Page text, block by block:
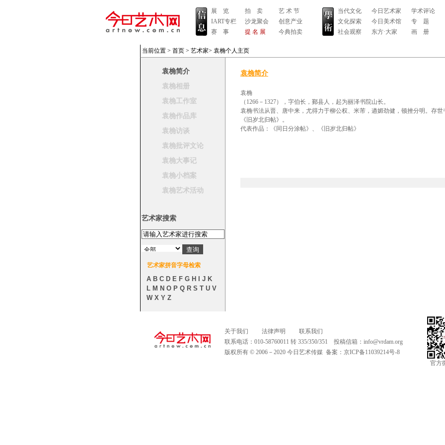
展 览
IART专栏
赛 事
拍 卖
沙龙聚会
提 名 展
艺 术 节
创意产业
今典拍卖
当代文化
文化探索
社会观察
今日艺术家
今日美术馆
东方·大家
学术评论
专 题
画 册
当前位置 > 首页 > 艺术家> 袁桷个人主页
袁桷简介
袁桷相册
袁桷工作室
袁桷作品库
袁桷访谈
袁桷批评文论
袁桷大事记
袁桷小档案
袁桷艺术活动
艺术家搜索
艺术家拼音字母检索
A B C D E F G H J K
L M N O P Q R S T U V
W X Y Z
袁桷简介
袁桷
（1266－1327），字伯长，鄞县人，起为丽泽书院山长。
袁桷书法从晋、唐中来，尤得力于柳公权、米芾，遒媚劲健，顿挫分明。存
《旧岁北归帖》。
代表作品：《同日分涂帖》、《旧岁北归帖》
关于我们 法律声明
联系我们
联系电话：010-58760011 转 335/350/351 投稿信箱： info@vrdam.org
版权所有 © 2006－2020 今日艺术传媒 备案： 京ICP备11039214号-8
官方